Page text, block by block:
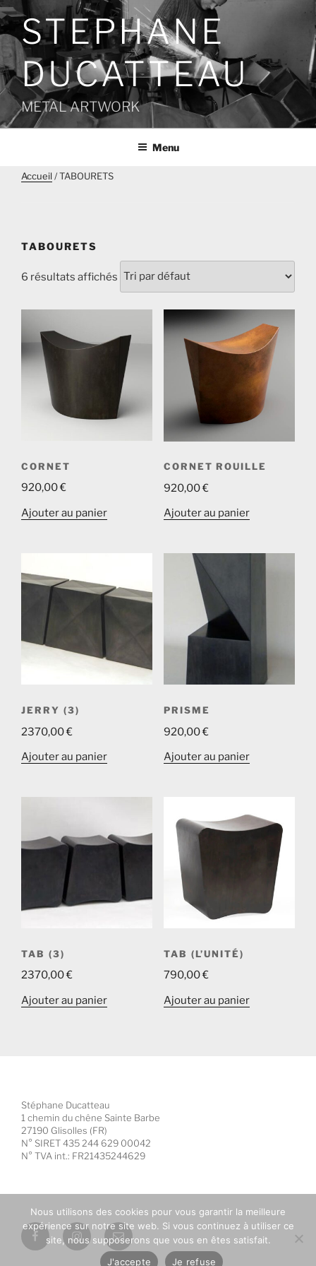
Aller
au
contenu
principal
STEPHANE
DUCATTEAU
METAL ARTWORK
Menu
Accueil / TABOURETS
TABOURETS
6 résultats affichés
CORNET
920,00€
Ajouter au panier
CORNET ROUILLE
920,00€
Ajouter au panier
JERRY (3)
2370,00€
Ajouter au panier
PRISME
920,00€
Ajouter au panier
TAB (3)
2370,00€
Ajouter au panier
TAB (L’UNITÉ)
790,00€
Ajouter au panier
Stéphane Ducatteau
1 chemin du chêne Sainte Barbe
27190 Glisolles (FR)
N° SIRET 435 244 629 00042
N° TVA int.: FR21435244629
FacebookInstagram
E-
mail
Nous utilisons des cookies pour vous garantir la meilleure
expérience sur notre site web. Si vous continuez à utiliser ce
site, nous supposerons que vous en êtes satisfait.
J'accepte
Je refuse